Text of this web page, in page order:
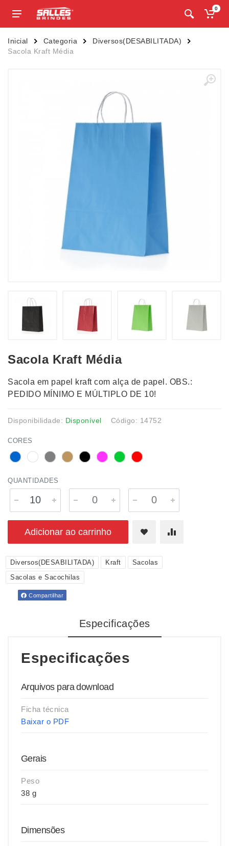
0
Inicial Categoria
Diversos(DESABILITADA)
Sacola Kraft Média
Sacola Kraft Média
Sacola em papel kraft com alça de papel. OBS.:
PEDIDO MÍNIMO E MÚLTIPLO DE 10!
Disponibilidade: Disponível Código: 14752
CORES
QUANTIDADES
Adicionar ao carrinho
Diversos(DESABILITADA) Kraft
Sacolas
Sacolas e Sacochilas
Compartilhar
Especificações
Especificações
Arquivos para download
Ficha técnica
Baixar o PDF
Gerais
Peso
38 g
Dimensões